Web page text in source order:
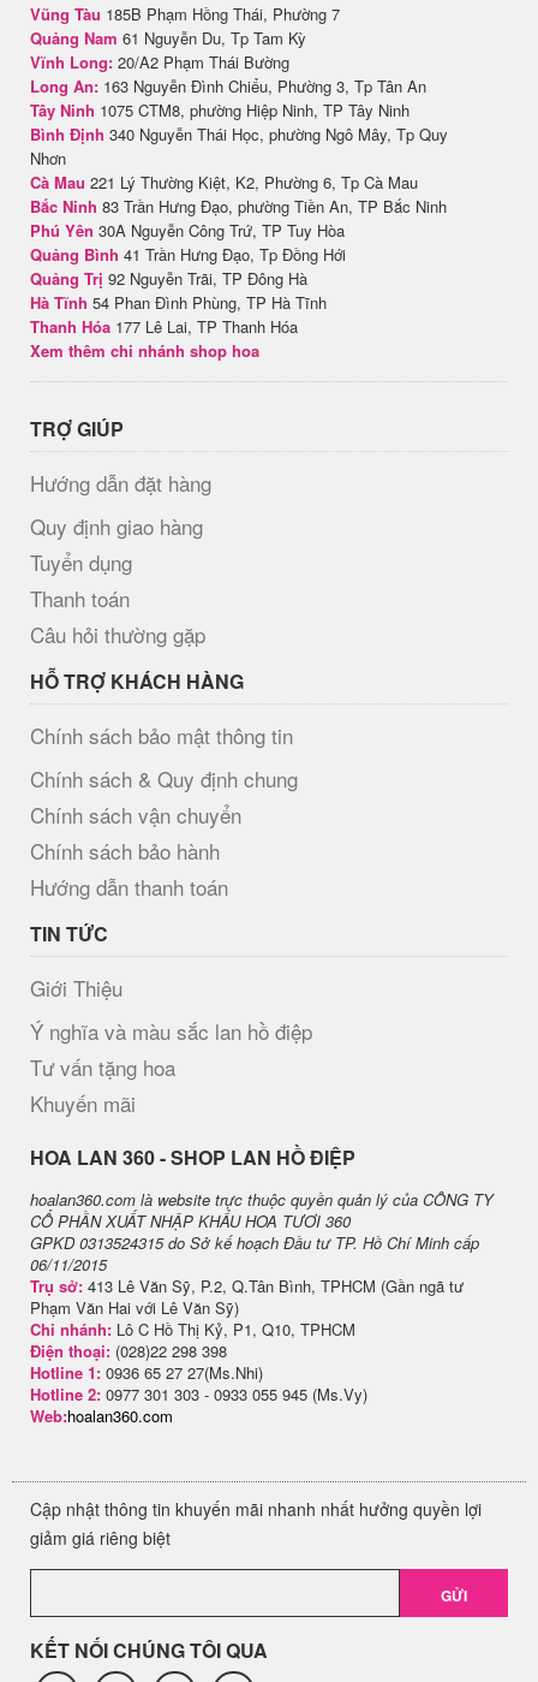
Vũng Tàu 185B Phạm Hồng Thái, Phường 7
Quảng Nam 61 Nguyễn Du, Tp Tam Kỳ
Vĩnh Long: 20/A2 Phạm Thái Bường
Long An: 163 Nguyễn Đình Chiểu, Phường 3, Tp Tân An
Tây Ninh 1075 CTM8, phường Hiệp Ninh, TP Tây Ninh
Bình Định 340 Nguyễn Thái Học, phường Ngô Mây, Tp Quy
Nhơn
Cà Mau 221 Lý Thường Kiệt, K2, Phường 6, Tp Cà Mau
Bắc Ninh 83 Trần Hưng Đạo, phường Tiền An, TP Bắc Ninh
Phú Yên 30A Nguyễn Công Trứ, TP Tuy Hòa
Quảng Bình 41 Trần Hưng Đạo, Tp Đồng Hới
Quảng Trị 92 Nguyễn Trãi, TP Đông Hà
Hà Tĩnh 54 Phan Đình Phùng, TP Hà Tĩnh
Thanh Hóa 177 Lê Lai, TP Thanh Hóa
Xem thêm chi nhánh shop hoa
TRỢ GIÚP
Hướng dẫn đặt hàng
Quy định giao hàng
Tuyển dụng
Thanh toán
Câu hỏi thường gặp
HỖ TRỢ KHÁCH HÀNG
Chính sách bảo mật thông tin
Chính sách & Quy định chung
Chính sách vận chuyển
Chính sách bảo hành
Hướng dẫn thanh toán
TIN TỨC
Giới Thiệu
Ý nghĩa và màu sắc lan hồ điệp
Tư vấn tặng hoa
Khuyến mãi
H​OA LAN 360 - SHOP LAN HỒ ĐIỆP
hoalan360.com là website trực thuộc quyền quản lý của CÔNG TY
CỔ PHẦN XUẤT NHẬP KHẨU HOA TƯƠI 360
GPKD 0313524315 do Sở kế hoạch Đầu tư TP. Hồ Chí Minh cấp
06/11/2015
Trụ sở: 413 Lê Văn Sỹ, P.2, Q.Tân Bình, TPHCM (Gần ngã tư
Phạm Văn Hai với Lê Văn Sỹ)
Chi nhánh: Lô C Hồ Thị Kỷ, P1, Q10, TPHCM
Điện thoại: (028)22 298 398
Hotline 1: 0936 65 27 27(Ms.Nhi)
Hotline 2: 0977 301 303 - 0933 055 945 (Ms.Vy)
Web:hoalan360.com
Cập nhật thông tin khuyến mãi nhanh nhất hưởng quyền lợi
giảm giá riêng biệt
GỬI
KẾT NỐI CHÚNG TÔI QUA